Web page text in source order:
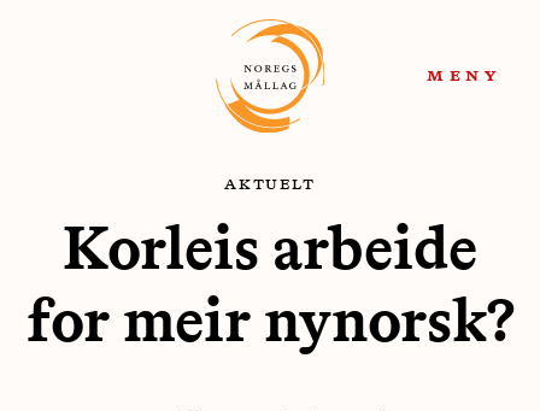
meny
aktuelt
Korleis arbeide
for meir nynorsk?